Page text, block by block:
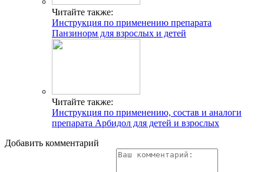
Читайте также:
Инструкция по применению препарата
Панзинорм для взрослых и детей
Читайте также:
Инструкция по применению, состав и аналоги
препарата Арбидол для детей и взрослых
Добавить комментарий